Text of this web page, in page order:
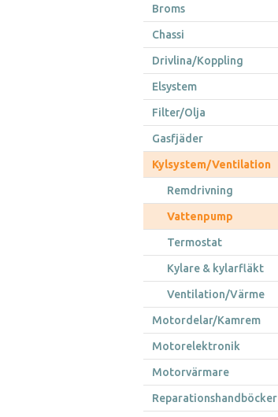
Broms
Chassi
Drivlina/Koppling
Elsystem
Filter/Olja
Gasfjäder
Kylsystem/Ventilation
Remdrivning
Vattenpump
Termostat
Kylare & kylarfläkt
Ventilation/Värme
Motordelar/Kamrem
Motorelektronik
Motorvärmare
Reparationshandböcker